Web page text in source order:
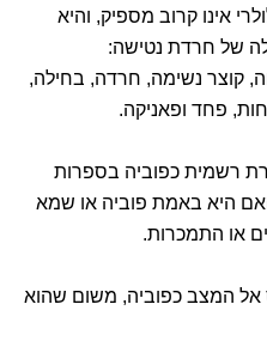
אינו קרוב מספיק, והיא
של חרדת נטישה:
קוצר נשימה, חרדה, בחילה,
פחד ופאניקה.
רשמית כפוביה בספרות
היא באמת פוביה או שמא
או התמכרות.
אל המצב כפוביה, משום שהוא